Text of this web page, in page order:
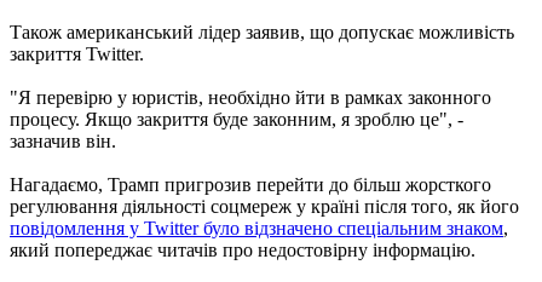
Також американський лідер заявив, що допускає можливість
закриття Twitter.
"Я перевірю у юристів, необхідно йти в рамках законного
процесу. Якщо закриття буде законним, я зроблю це", -
зазначив він.
Нагадаємо, Трамп пригрозив перейти до більш жорсткого
регулювання діяльності соцмереж у країні після того, як його
повідомлення у Twitter було відзначено спеціальним знаком,
який попереджає читачів про недостовірну інформацію.